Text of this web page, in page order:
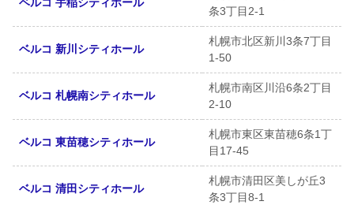
ベルコ 手稲シティホール
条3丁目2-1
ベルコ 新川シティホール
札幌市北区新川3条7丁目
1-50
ベルコ 札幌南シティホール
札幌市南区川沿6条2丁目
2-10
ベルコ 東苗穂シティホール
札幌市東区東苗穂6条1丁
目17-45
ベルコ 清田シティホール
札幌市清田区美しが丘3
条3丁目8-1